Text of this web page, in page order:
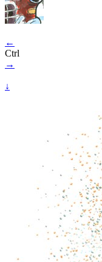
←
Ctrl
→
↓